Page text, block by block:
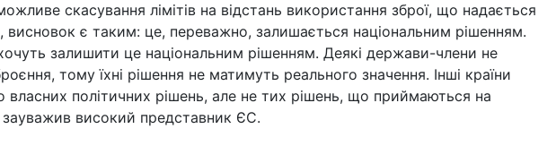
скасування лімітів на відстань використання зброї, що надається
висновок є таким: це, переважно, залишається національним рішенням.
хочуть залишити це національним рішенням. Деякі держави-члени не
тому їхні рішення не матимуть реального значення. Інші країни
власних політичних рішень, але не тих рішень, що приймаються на
зауважив високий представник ЄС.